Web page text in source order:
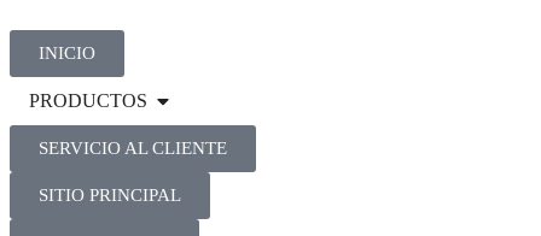
INICIO
PRODUCTOS
SERVICIO AL CLIENTE
SITIO PRINCIPAL